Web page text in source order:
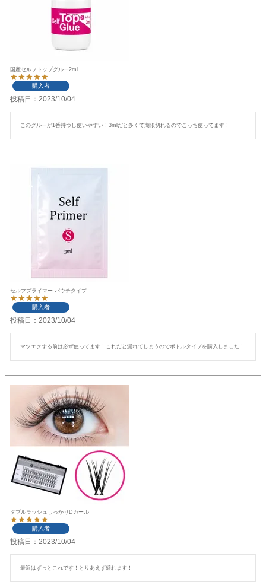
国産セルフトップグルー2ml
購入者
投稿日 2023/10/04
このグルーが1番持つし使いやすい！3mlだと多くて期限切れるのでこっち使ってます！
セルフプライマー パウチタイプ
購入者
投稿日 2023/10/04
マツエクする前は必ず使ってます！これだと漏れてしまうのでボトルタイプを購入しました！
ダブルラッシュしっかりDカール
購入者
投稿日 2023/10/04
最近はずっとこれです！とりあえず盛れます！